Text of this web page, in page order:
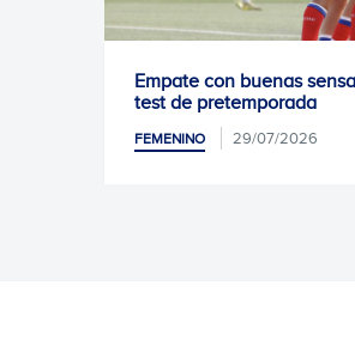
sensaciones en el primer